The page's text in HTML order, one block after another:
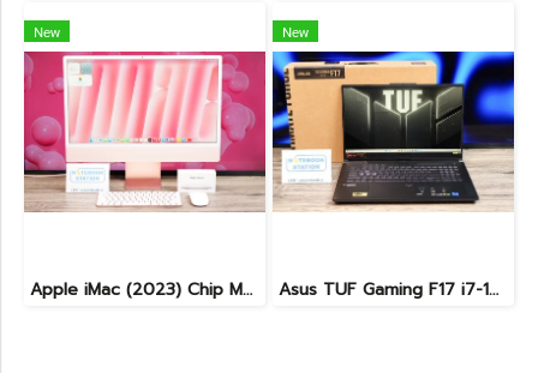
New
Apple iMac (2023) Chip M3 Ram8GB SSD256GB จอขนาด 24นิ้ว ความชัดระดับ Retina 4.5k จอภาพสวย สเปคสูง อุปกรณ์ครบเซ็ต ราคาสุดคุ้มเพียง 32,990.-
New
Asus TUF Gaming F17 i7-12700H RTX4050 Ram16 SSD512 จอ17.3 144Hz เครื่องสวย จอใหญ่ สเปคแรง ครบกล่อง เพียง 34,990.-เท่านั้น